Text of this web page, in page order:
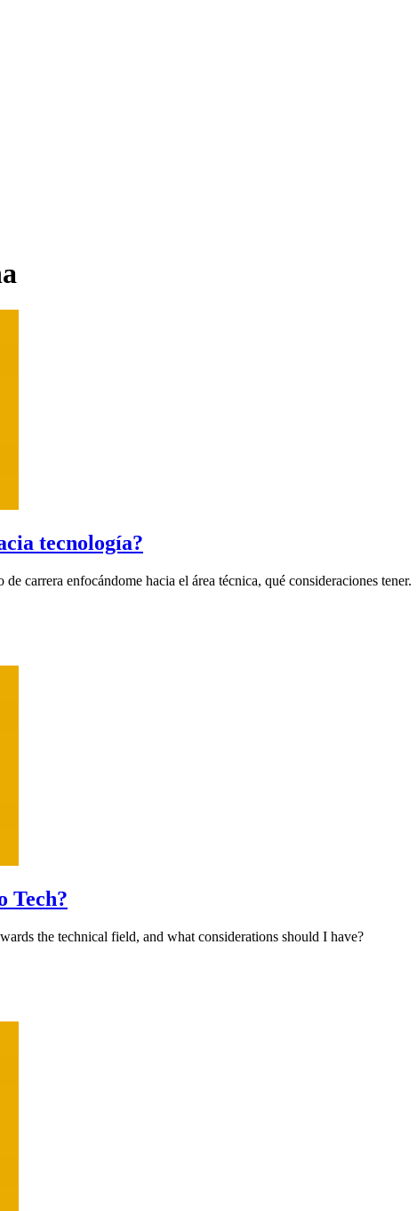
tecnología?
carrera enfocándome hacia el área técnica, qué consideraciones tener.
Tech?
the technical field, and what considerations should I have?